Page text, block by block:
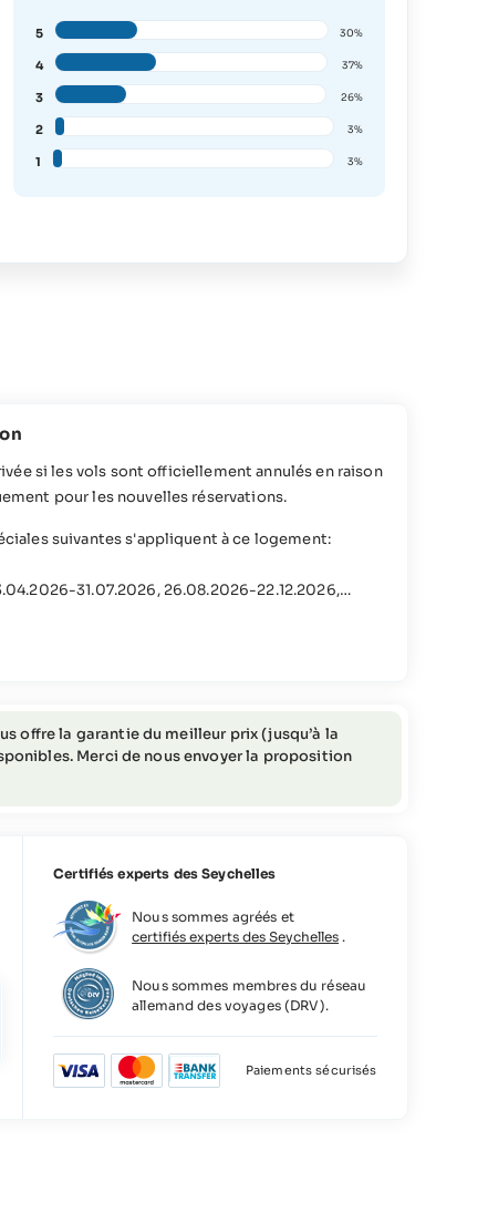
5 30%
4 37%
3 26%
2 3%
1 3%
si les vols sont officiellement annulés en raison
pour les nouvelles réservations.
suivantes s'appliquent à ce logement:
31.07.2026, 26.08.2026-22.12.2026,
31.07.2027, 26.08.2027-22.12.2027
cas de non-présentation) = frais d'annulation
correspondant à 20% du coût
d'annulation correspondant à 50% du coût total
d'annulation correspondant à 80% du coût total
cas de non-présentation) = frais d'annulation
offre la garantie du meilleur prix (jusqu’à la
Merci de nous envoyer la proposition
Certifiés experts des Seychelles
Nous sommes agréés et
certifiés experts des Seychelles .
Nous sommes membres du réseau
allemand des voyages (DRV).
Paiements sécurisés